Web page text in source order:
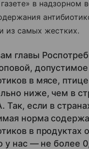
в надзорном
из самых жестких.
главы
в мясе,
ниже, чем в
Так, если в
норма
в продуктах
у нас — не более